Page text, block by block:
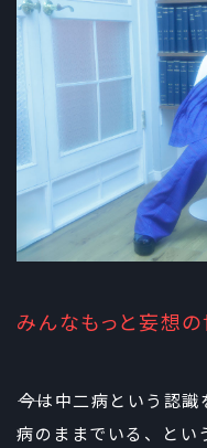
みんなもっと妄想
――今は中二病という認
病のままでいる、とい